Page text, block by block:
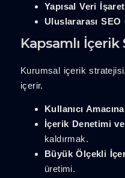
Yapısal Veri
Uluslararası
Kapsamlı
Kurumsal içerik
içerir.
Kullanıcı
İçerik Denetimi
kaldırmak.
Büyük Ölçekli
üretimi.